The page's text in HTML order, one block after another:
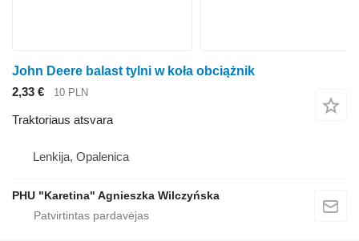
John Deere balast tylni w koła obciążnik
2,33 €
10 PLN
Traktoriaus atsvara
Lenkija, Opalenica
PHU "Karetina" Agnieszka Wilczyńska